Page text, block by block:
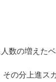
数の増えた
の分上進ス